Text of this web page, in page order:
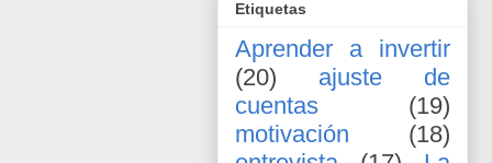
Etiquetas
Aprender a invertir
(20)
ajuste de
cuentas
(19)
motivación
(18)